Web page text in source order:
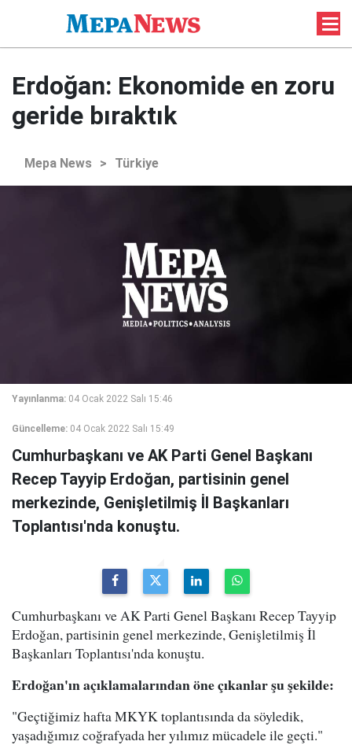
Erdoğan: Ekonomide en zoru
geride bıraktık
Mepa News > Türkiye
Yayınlanma: 04 Ocak 2022 Salı 15:46
Güncelleme: 04 Ocak 2022 Salı 15:49
Cumhurbaşkanı ve AK Parti Genel Başkanı
Recep Tayyip Erdoğan, partisinin genel
merkezinde, Genişletilmiş İl Başkanları
Toplantısı'nda konuştu.
Cumhurbaşkanı ve AK Parti Genel Başkanı Recep Tayyip
Erdoğan, partisinin genel merkezinde, Genişletilmiş İl
Başkanları Toplantısı'nda konuştu.
Erdoğan'ın açıklamalarından öne çıkanlar şu şekilde:
"Geçtiğimiz hafta MKYK toplantısında da söyledik,
yaşadığımız coğrafyada her yılımız mücadele ile geçti."